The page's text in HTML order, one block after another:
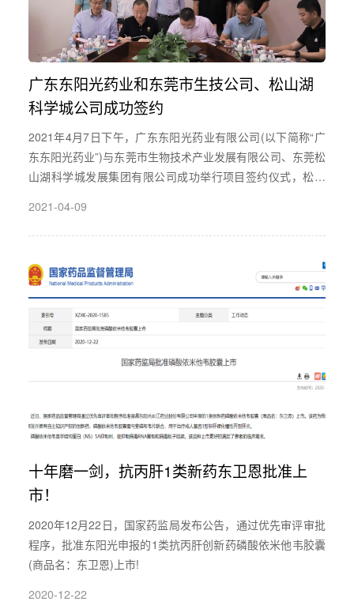
广东东阳光药业和东莞市生技公司、松山湖
科学城公司成功签约
2021年4月7日下午，广东东阳光药业有限公司(以下简称“广
东东阳光药业”)与东莞市生物技术产业发展有限公司、东莞松
山湖科学城发展集团有限公司成功举行项目签约仪式，松山
2021-04-09
十年磨一剑，抗丙肝1类新药东卫恩批准上
市！
2020年12月22日，国家药监局发布公告，通过优先审评审批
程序，批准东阳光申报的1类抗丙肝创新药磷酸依米他韦胶囊
(商品名：东卫恩)上市!
2020-12-22